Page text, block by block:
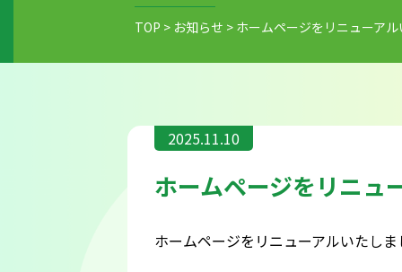
TOP > お知らせ > ホームページをリニューア
2025.11.10
ホームページをリニュ
ホームページをリニューアルいたしま